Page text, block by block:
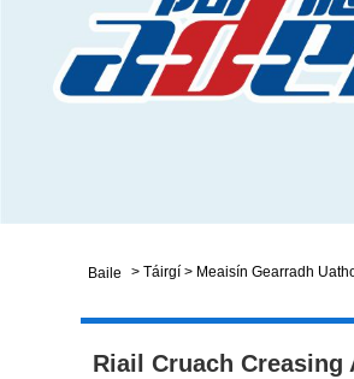
Baile > Táirgí > Meaisín Gearradh
Riail Cruach Creasing